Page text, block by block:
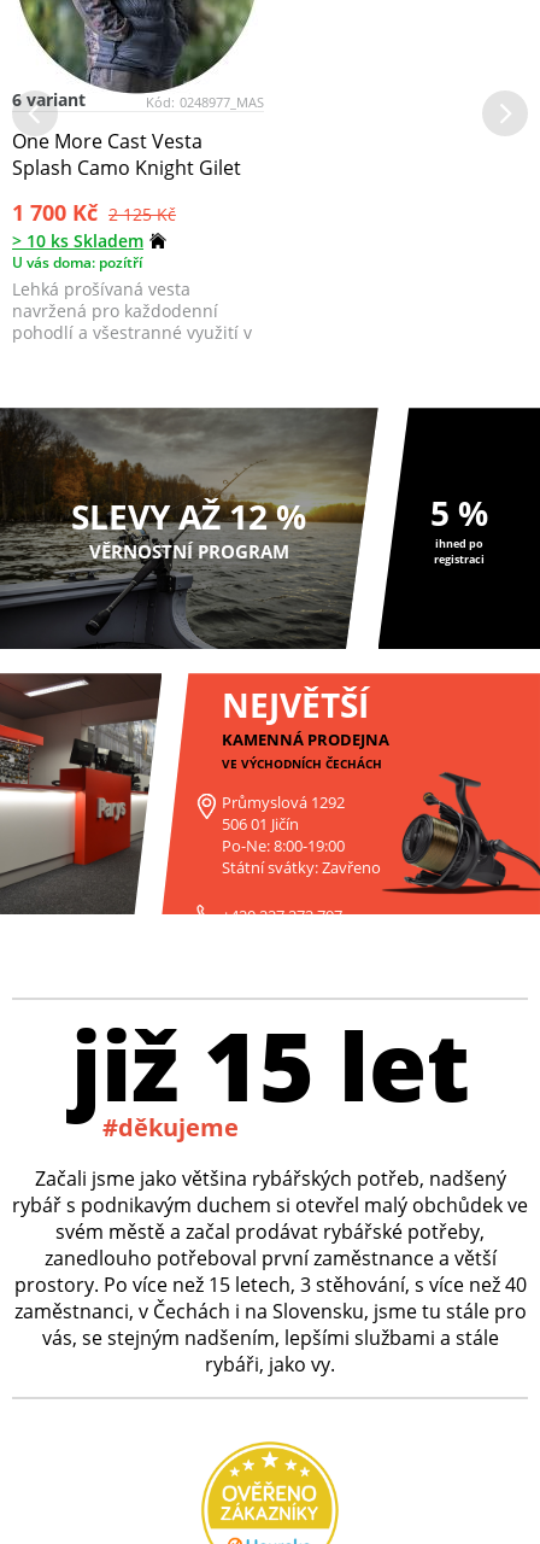
Kód: 0248977_MAS
6 variant
One More Cast Vesta
Splash Camo Knight Gilet
1 700 Kč 2 125 Kč
> 10 ks Skladem
U vás doma: pozítří
Lehká prošívaná vesta
navržená pro každodenní
pohodlí a všestranné využití v
SLEVY AŽ 12 %
VĚRNOSTNÍ PROGRAM
5 %
ihned po
registraci
NEJVĚTŠÍ
KAMENNÁ PRODEJNA
VE VÝCHODNÍCH ČECHÁCH
Průmyslová 1292
506 01 Jičín
Po-Ne: 8:00-19:00
Státní svátky: Zavřeno
+420 227 272 797
již 15 let
#děkujeme
Začali jsme jako většina rybářských potřeb, nadšený
rybář s podnikavým duchem si otevřel malý obchůdek ve
svém městě a začal prodávat rybářské potřeby,
zanedlouho potřeboval první zaměstnance a větší
prostory. Po více než 15 letech, 3 stěhování, s více než 40
zaměstnanci, v Čechách i na Slovensku, jsme tu stále pro
vás, se stejným nadšením, lepšími službami a stále
rybáři, jako vy.